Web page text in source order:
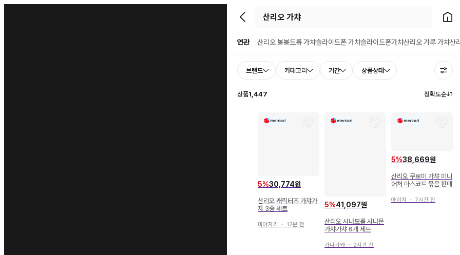
뒤로가기 홈으로
연관 산리오 봉봉드롭 가챠슬라이드폰 가챠슬라이드폰가챠산리오 갸루 가챠산
브랜드 카테고리 기간 상품상태
상품1,447 정확도순
5%30,774원
산리오 캐릭터즈 가챠가
챠 3종 세트
미야자키 ・ 12분 전
5%41,097원
산리오 시나모롤 시나몬
가챠가챠 6개 세트
가나가와 ・ 2시간 전
5%38,669원
산리오 쿠로미 가챠 미니
어처 마스코트 묶음 판매
아이치 ・ 7시간 전